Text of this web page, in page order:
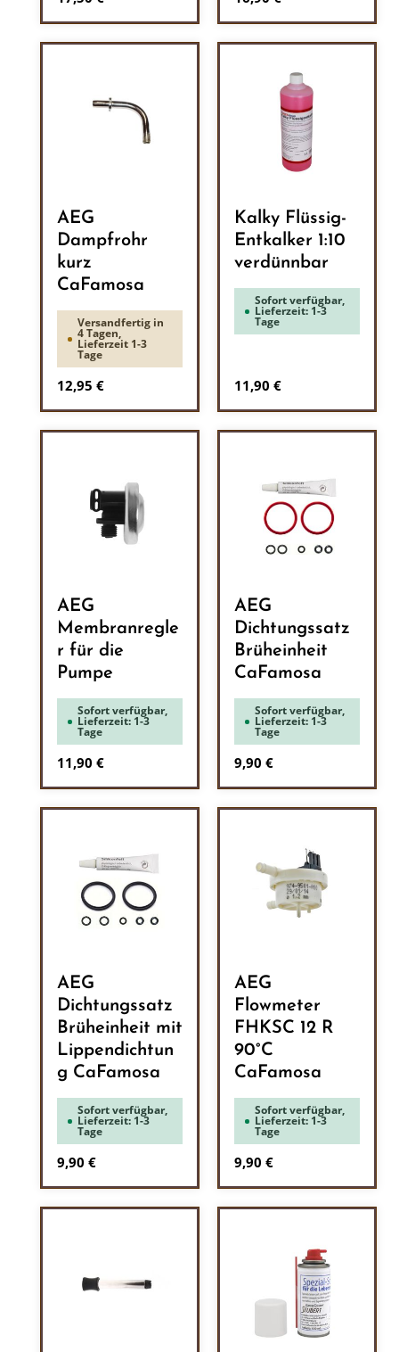
AEG
Dampfrohr
kurz
CaFamosa
Versandfertig in
4 Tagen,
Lieferzeit 1-3
Tage
Regulärer Preis:
12,95 €
Kalky Flüssig-
Entkalker 1:10
verdünnbar
Sofort verfügbar,
Lieferzeit: 1-3
Tage
Regulärer Preis:
11,90 €
AEG
Membranregle
r für die
Pumpe
Sofort verfügbar,
Lieferzeit: 1-3
Tage
Regulärer Preis:
11,90 €
AEG
Dichtungssatz
Brüheinheit
CaFamosa
Sofort verfügbar,
Lieferzeit: 1-3
Tage
Regulärer Preis:
9,90 €
AEG
Dichtungssatz
Brüheinheit mit
Lippendichtun
g CaFamosa
Sofort verfügbar,
Lieferzeit: 1-3
Tage
Regulärer Preis:
9,90 €
AEG
Flowmeter
FHKSC 12 R
90°C
CaFamosa
Sofort verfügbar,
Lieferzeit: 1-3
Tage
Regulärer Preis:
9,90 €